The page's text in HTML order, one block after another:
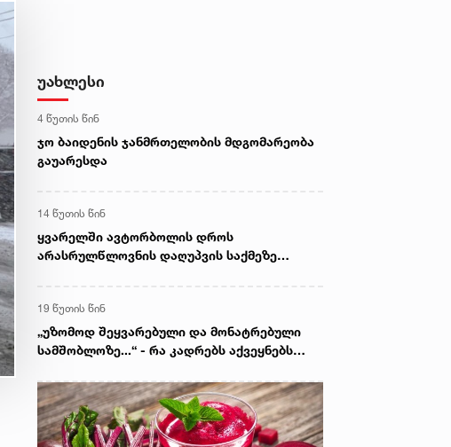
უახლესი
4 წუთის წინ
ჯო ბაიდენის ჯანმრთელობის მდგომარეობა
გაუარესდა
14 წუთის წინ
ყვარელში ავტორბოლის დროს
არასრულწლოვნის დაღუპვის საქმეზე
19 წუთის წინ
„უზომოდ შეყვარებული და მონატრებული
სამშობლოზე...“ - რა კადრებს აქვეყნებს